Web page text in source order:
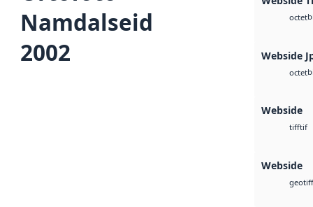
Namdalseid
2002
octet
Webside
octet
Webside
tifftif
Webside
geotiff